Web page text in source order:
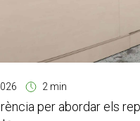
2 min
per abordar els